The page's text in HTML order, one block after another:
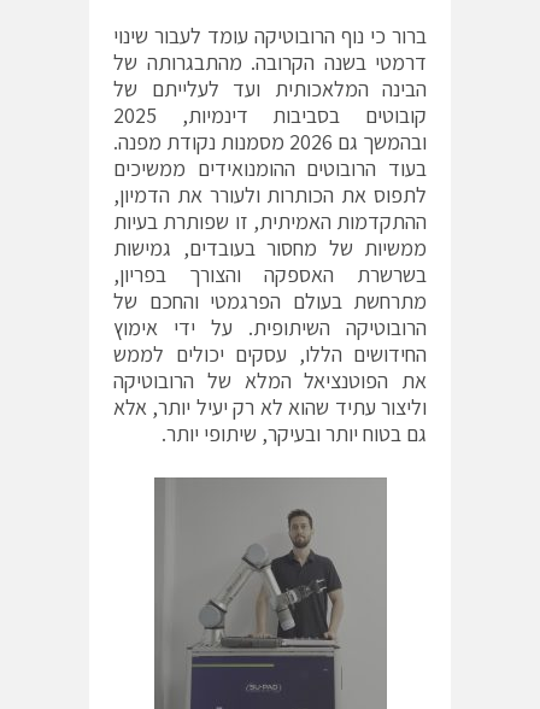
ברור כי נוף הרובוטיקה עומד לעבור שינוי
דרמטי בשנה הקרובה. מהתבגרותה של
הבינה המלאכותית ועד לעלייתם של
קובוטים בסביבות דינמיות, 2025
ובהמשך גם 2026 מסמנות נקודת מפנה.
בעוד הרובוטים ההומנואידים ממשיכים
לתפוס את הכותרות ולעורר את הדמיון,
ההתקדמות האמיתית, זו שפותרת בעיות
ממשיות של מחסור בעובדים, גמישות
בשרשרת האספקה והצורך בפריון,
מתרחשת בעולם הפרגמטי והחכם של
הרובוטיקה השיתופית. על ידי אימוץ
החידושים הללו, עסקים יכולים לממש
את הפוטנציאל המלא של הרובוטיקה
וליצור עתיד שהוא לא רק יעיל יותר, אלא
גם בטוח יותר ובעיקר, שיתופי יותר.